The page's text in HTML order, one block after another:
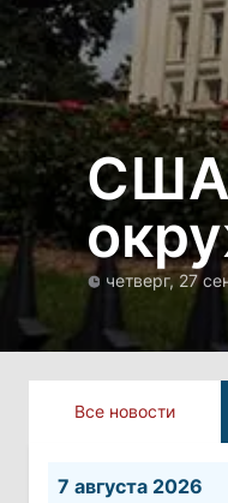
США
четверг, 27
Все новости
7 августа 2026